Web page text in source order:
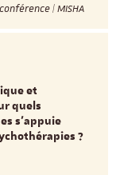
| MISHA
et
quels
s'appuie
?